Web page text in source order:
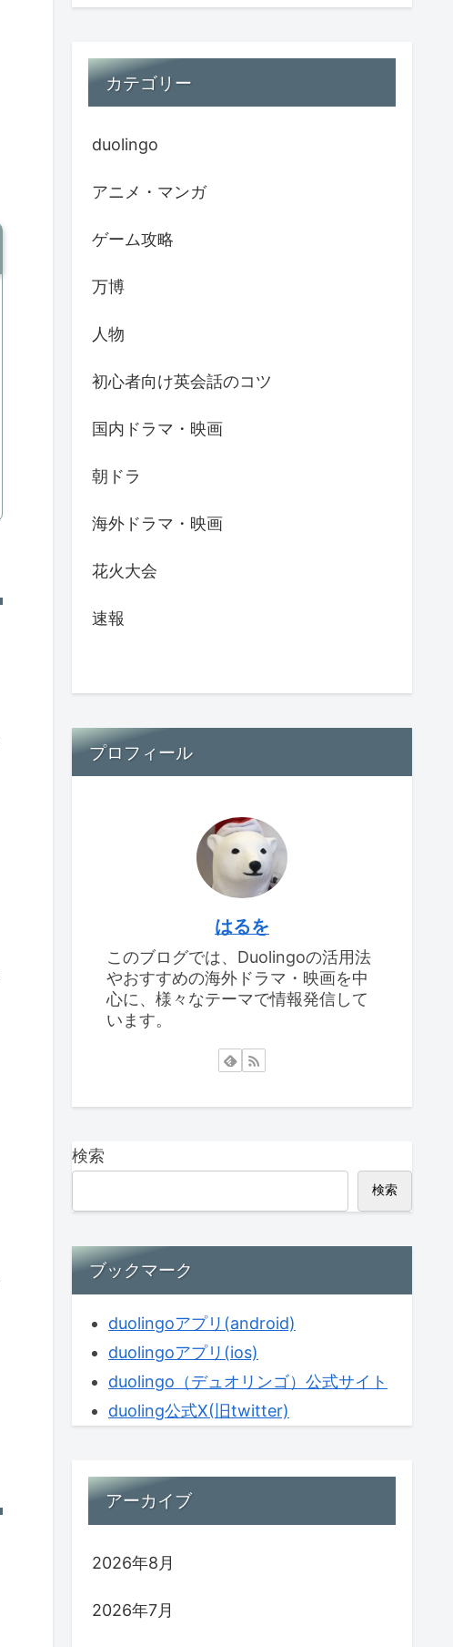
カテゴリー
duolingo
アニメ・マンガ
ゲーム攻略
万博
人物
初心者向け英会話のコツ
国内ドラマ・映画
朝ドラ
海外ドラマ・映画
花火大会
速報
プロフィール
はるを
このブログでは、Duolingoの活用法
やおすすめの海外ドラマ・映画を中
心に、様々なテーマで情報発信して
います。
検索
検索
ブックマーク
duolingoアプリ(android)
duolingoアプリ(ios)
duolingo（デュオリンゴ）公式サイト
duoling公式X(旧twitter)
アーカイブ
2026年8月
2026年7月